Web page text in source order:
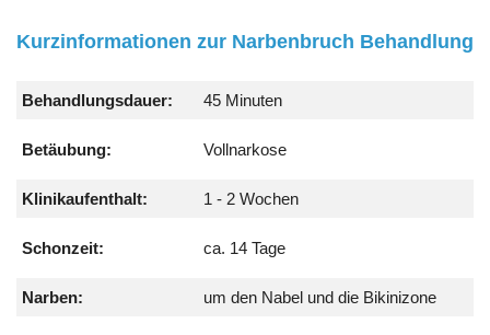
Kurzinformationen zur Narbenbruch Behandlung
Behandlungsdauer: 45 Minuten
Betäubung: Vollnarkose
Klinikaufenthalt: 1 - 2 Wochen
Schonzeit: ca. 14 Tage
Narben: um den Nabel und die Bikinizone